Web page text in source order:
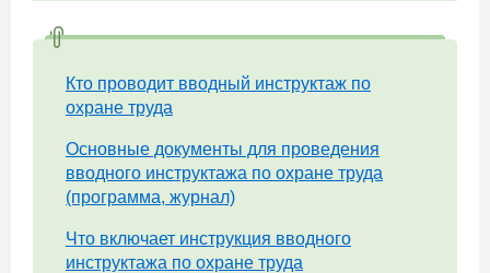
Кто проводит вводный инструктаж по
охране труда
Основные документы для проведения
вводного инструктажа по охране труда
(программа, журнал)
Что включает инструкция вводного
инструктажа по охране труда